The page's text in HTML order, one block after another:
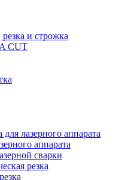
и строжка
CUT
лазерного аппарата
аппарата
сварки
резка